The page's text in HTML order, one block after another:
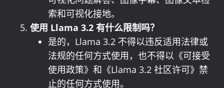
索和可视化接地。
使用 Llama 3.2 有什么限制吗？
是的，Llama 3.2 不得以违反适用法律或
法规的任何方式使用，也不得以《可接受
使用政策》和《Llama 3.2 社区许可》禁
止的任何方式使用。